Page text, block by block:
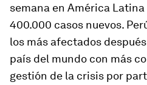
semana en América
400.000 casos nuevos.
los más afectados
país del mundo con más
gestión de la crisis por